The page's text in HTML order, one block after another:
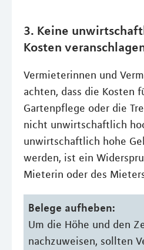
3. Keine
Kosten
Vermieterinnen und
achten, dass die Kosten
Gartenpflege oder die
nicht unwirtschaftlich
unwirtschaftlich hohe
werden, ist ein
Mieterin oder des
Belege aufheben:
Um die Höhe und den
nachzuweisen, sollten